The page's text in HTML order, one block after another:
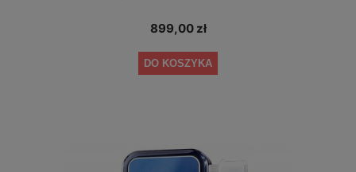
899,00 zł
DO KOSZYKA